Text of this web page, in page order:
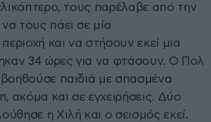
τους παρέλαβε από την
τους πάει σε μία
και να στήσουν εκεί μια
34 ώρες για να φτάσουν. Ο Πολ
παιδιά με σπασμένα
ακόμα και σε εγχειρήσεις. Δύο
η Χιλή και ο σεισμός εκεί.